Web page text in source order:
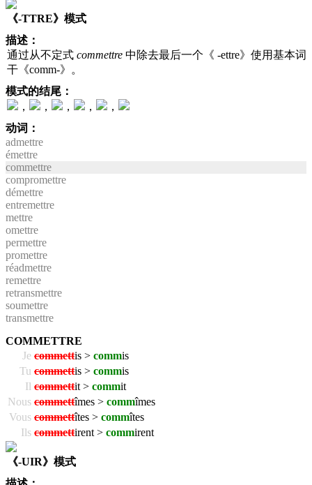
《-TTRE》模式
描述：
通过从不定式 commettre 中除去最后一个《 -ettre》使用基本词
干《comm-》。
模式的结尾：
，
， ， ，
，
动词：
admettre
émettre
commettre
compromettre
démettre
entremettre
mettre
omettre
permettre
promettre
réadmettre
remettre
retransmettre
soumettre
transmettre
COMMETTRE
Je commettis > commis
Tu commettis > commis
Il commettit > commit
Nous commettîmes > commîmes
Vous commettîtes > commîtes
Ils commettirent > commirent
《-UIR》模式